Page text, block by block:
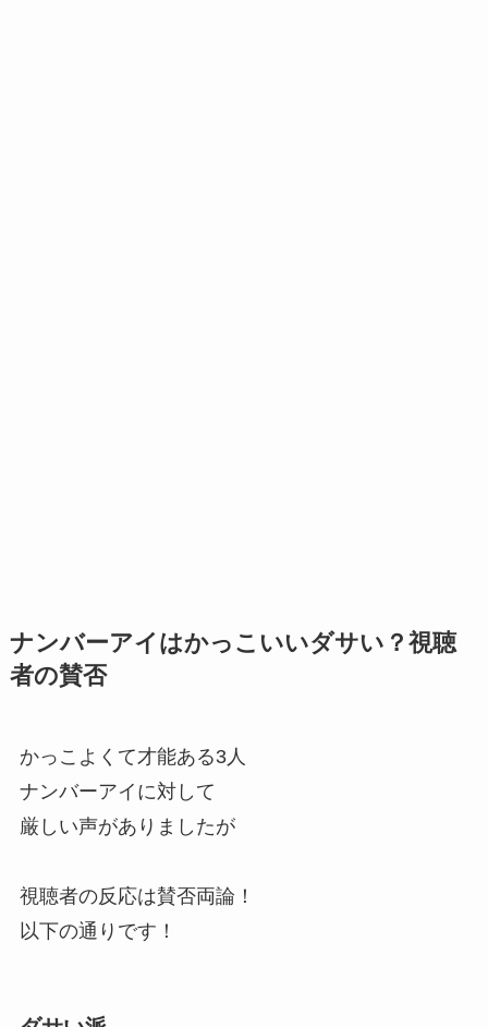
ナンバーアイはかっこいいダサい？視聴
者の賛否
かっこよくて才能ある3人
ナンバーアイに対して
厳しい声がありましたが
視聴者の反応は賛否両論！
以下の通りです！